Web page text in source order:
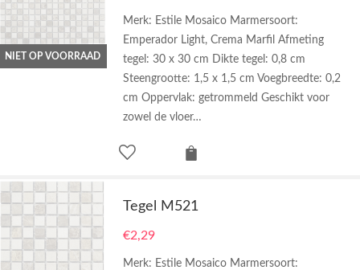
NIET OP VOORRAAD
Merk: Estile Mosaico Marmersoort:
Emperador Light, Crema Marfil Afmeting
tegel: 30 x 30 cm Dikte tegel: 0,8 cm
Steengrootte: 1,5 x 1,5 cm Voegbreedte: 0,2
cm Oppervlak: getrommeld Geschikt voor
zowel de vloer…
Tegel M521
€2,29
Merk: Estile Mosaico Marmersoort: